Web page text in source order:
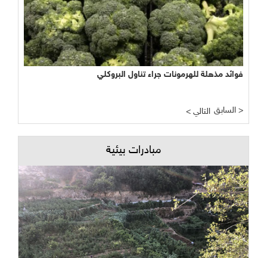
فوائد مذهلة للهرمونات جراء تناول البروكلي
< التالي السابق >
مبادرات بيئية